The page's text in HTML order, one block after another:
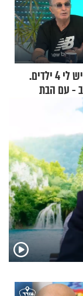
ננסי ברנדס: "יש לי 4 ילדים.
- עם הבת